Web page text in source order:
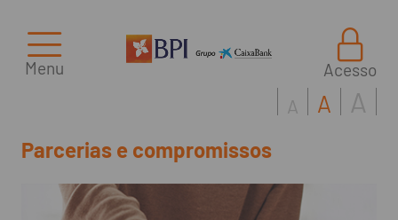
Menu Acesso
Parcerias e compromissos
A A A